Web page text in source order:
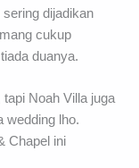
dijadikan
cukup
duanya.
Noah Villa juga
wedding lho.
Chapel ini